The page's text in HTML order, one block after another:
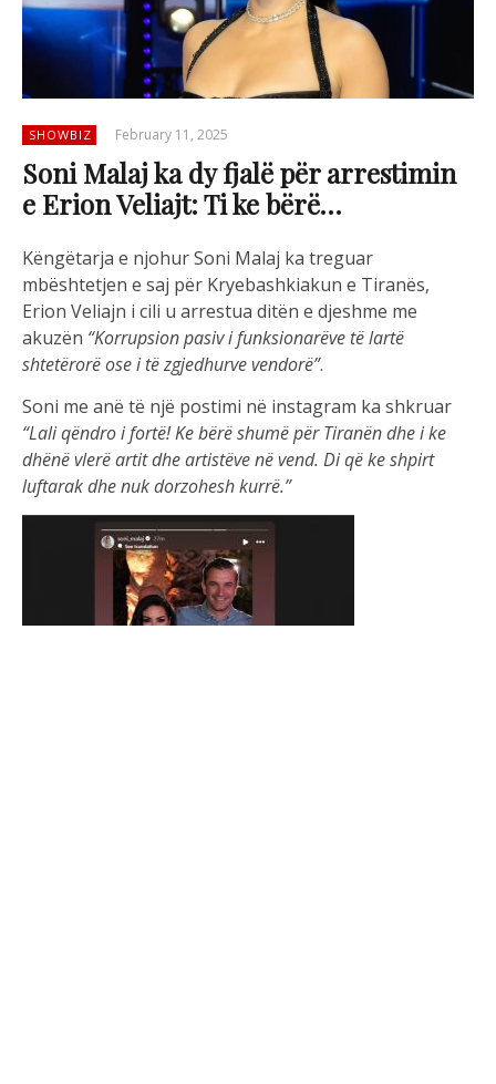
SHOWBIZ February 11, 2025
Soni Malaj ka dy fjalë për arrestimin
e Erion Veliajt: Ti ke bërë…
Këngëtarja e njohurSoni Malaj ka treguar
mbështetjen e saj për Kryebashkiakun e Tiranës,
Erion Veliajn i cili u arrestua ditën e djeshme me
akuzën “Korrupsionpasivifunksionarëve tëlartë
shtetërorëosei tëzgjedhurvevendorë”.
Soni me anë të një postimi në instagram ka shkruar
“Laliqëndroifortë! Kebërëshumëpër Tiranëndheike
dhënëvlerëartitdheartistëvenëvend. Diqëkeshpirt
luftarakdhenukdorzoheshkurrë.”